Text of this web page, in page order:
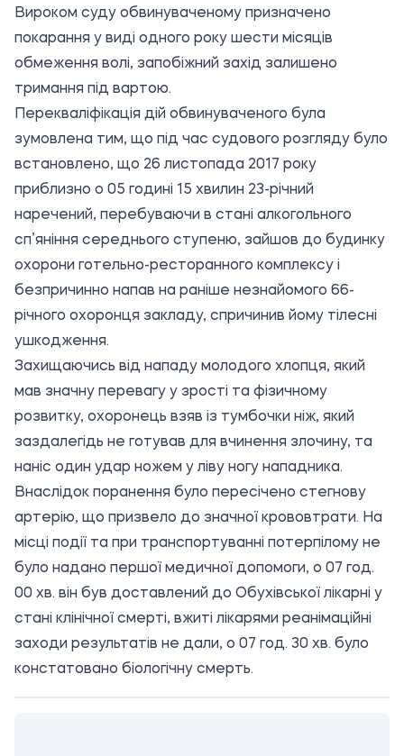
Вироком суду обвинуваченому призначено
покарання у виді одного року шести місяців
обмеження волі, запобіжний захід залишено
тримання під вартою.
Перекваліфікація дій обвинуваченого була
зумовлена тим, що під час судового розгляду було
встановлено, що 26 листопада 2017 року
приблизно о 05 годині 15 хвилин 23-річний
наречений, перебуваючи в стані алкогольного
сп’яніння середнього ступеню, зайшов до будинку
охорони готельно-ресторанного комплексу і
безпричинно напав на раніше незнайомого 66-
річного охоронця закладу, спричинив йому тілесні
ушкодження.
Захищаючись від нападу молодого хлопця, який
мав значну перевагу у зрості та фізичному
розвитку, охоронець взяв із тумбочки ніж, який
заздалегідь не готував для вчинення злочину, та
наніс один удар ножем у ліву ногу нападника.
Внаслідок поранення було пересічено стегнову
артерію, що призвело до значної крововтрати. На
місці події та при транспортуванні потерпілому не
було надано першої медичної допомоги, о 07 год.
00 хв. він був доставлений до Обухівської лікарні у
стані клінічної смерті, вжиті лікарями реанімаційні
заходи результатів не дали, о 07 год. 30 хв. було
констатовано біологічну смерть.